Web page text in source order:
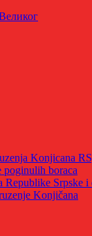
Konjicana
poginulih boraca
Republike Srpske i
Konjičana